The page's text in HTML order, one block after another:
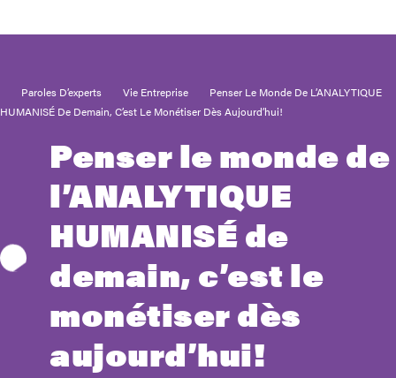
Paroles D’experts Vie Entreprise
Penser Le Monde De L’ANALYTIQUE
HUMANISÉ De Demain, C’est Le Monétiser Dès Aujourd’hui!
Penser le monde de
l’ANALYTIQUE
HUMANISÉ de
demain, c’est le
monétiser dès
aujourd’hui!